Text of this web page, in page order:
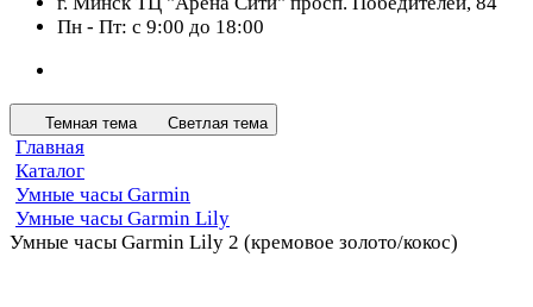
Пн - Пт: с 9:00 до 18:00
Темная тема Светлая тема
Главная
Каталог
Умные часы Garmin
Умные часы Garmin Lily
Умные часы Garmin Lily 2 (кремовое золото/кокос)